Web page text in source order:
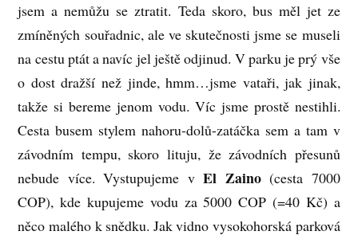
jsem a nemůžu se ztratit. Teda skoro, bus měl jet ze
zmíněných souřadnic, ale ve skutečnosti jsme se museli
na cestu ptát a navíc jel ještě odjinud. V parku je prý vše
o dost dražší než jinde, hmm…jsme vataři, jak jinak,
takže si bereme jenom vodu. Víc jsme prostě nestihli.
Cesta busem stylem nahoru-dolů-zatáčka sem a tam v
závodním tempu, skoro lituju, že závodních přesunů
nebude více. Vystupujeme vEl Zaino(cesta 7000
COP), kde kupujeme vodu za 5000 COP (=40 Kč) a
něco malého k snědku. Jak vidno vysokohorská parková